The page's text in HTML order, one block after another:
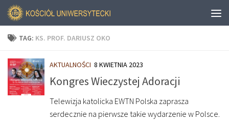
TAG: KS. PROF. DARIUSZ OKO
AKTUALNOŚCI 8 KWIETNIA 2023
Kongres Wieczystej Adoracji
Telewizja katolicka EWTN Polska zaprasza
serdecznie na pierwsze takie wydarzenie w Polsce.